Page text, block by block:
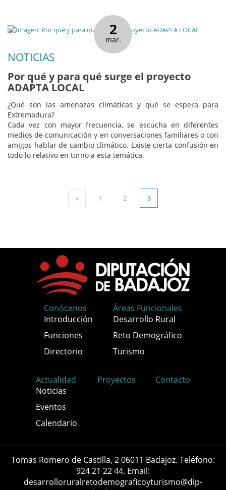
2
mar.
NOTICIAS
Por qué y para qué surge el proyecto
ADAPTA LOCAL
¿Qué son las amenazas climáticas y qué se espera para
Extremadura?
Cada vez con mayor frecuencia, se escucha en diferentes
medios de comunicación y en conversaciones familiares o con
amigos hablar de cambio climático. Existe cierta confusión en
todo lo relativo en torno a esta temática.
« 1 2 3
Conócenos
Introducción
Funciones
Directorio
Áreas Funcionales
Desarrollo Rural
Reto Demográfico
Turismo
Actualidad
Noticias
Eventos
Calendario
Proyectos Contacto
Tomas Romero de Castilla, 2 06011 Badajoz. Teléfono:
924 21 22 44. Email:
desarrolloruralretodemograficoyturismo@dip-